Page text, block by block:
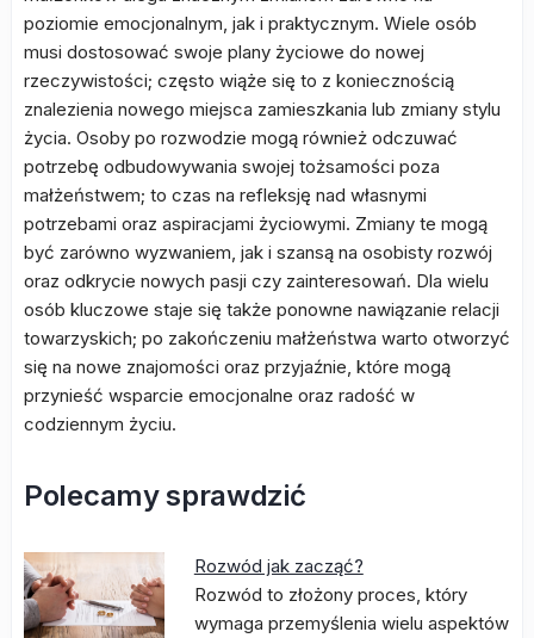
poziomie emocjonalnym, jak i praktycznym. Wiele osób
musi dostosować swoje plany życiowe do nowej
rzeczywistości; często wiąże się to z koniecznością
znalezienia nowego miejsca zamieszkania lub zmiany stylu
życia. Osoby po rozwodzie mogą również odczuwać
potrzebę odbudowywania swojej tożsamości poza
małżeństwem; to czas na refleksję nad własnymi
potrzebami oraz aspiracjami życiowymi. Zmiany te mogą
być zarówno wyzwaniem, jak i szansą na osobisty rozwój
oraz odkrycie nowych pasji czy zainteresowań. Dla wielu
osób kluczowe staje się także ponowne nawiązanie relacji
towarzyskich; po zakończeniu małżeństwa warto otworzyć
się na nowe znajomości oraz przyjaźnie, które mogą
przynieść wsparcie emocjonalne oraz radość w
codziennym życiu.
Polecamy sprawdzić
Rozwód jak zacząć?
Rozwód to złożony proces, który
wymaga przemyślenia wielu aspektów